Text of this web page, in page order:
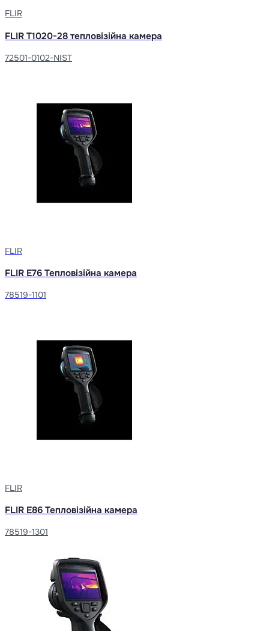
FLIR
FLIR T1020-28 тепловізійна камера
72501-0102-NIST
FLIR
FLIR E76 Тепловізійна камера
78519-1101
FLIR
FLIR E86 Тепловізійна камера
78519-1301